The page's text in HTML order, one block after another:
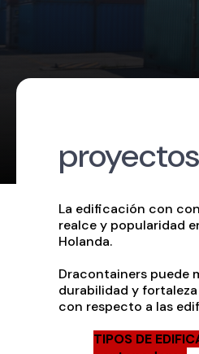
La edificación con
realce y popularidad
Holanda.
Dracontainers puede
durabilidad y
con respecto a las
TIPOS DE